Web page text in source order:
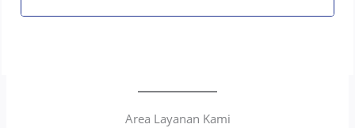
Area Layanan Kami